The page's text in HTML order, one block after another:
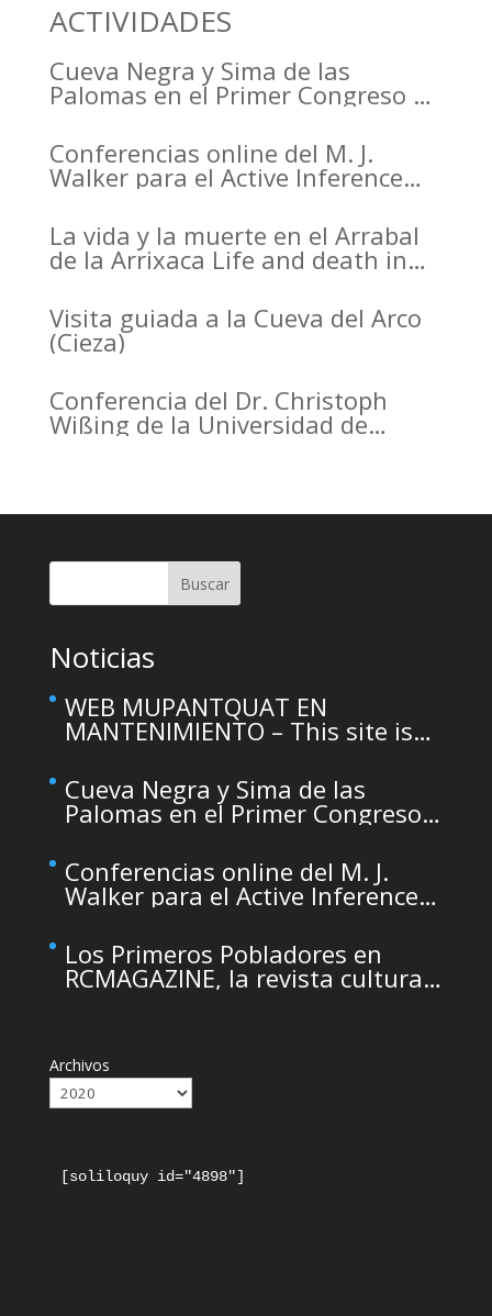
ACTIVIDADES
Cueva Negra y Sima de las
Palomas en el Primer Congreso de
Murcia organizado por el CDL
Conferencias online del M. J.
Walker para el Active Inference
La vida y la muerte en el Arrabal
de la Arrixaca Life and death in
Visita guiada a la Cueva del Arco
(Cieza)
Conferencia del Dr. Christoph
Wißing de la Universidad de
versus early modern humans:
pattern Buscar
Noticias
WEB MUPANTQUAT EN
MANTENIMIENTO – This site is
maintenance
Cueva Negra y Sima de las
Palomas en el Primer Congreso
Murcia organizado por el CDL
Conferencias online del M. J.
Walker para el Active Inference
Los Primeros Pobladores en
RCMAGAZINE, la revista cultural
Archivos
[soliloquy id="4898"]